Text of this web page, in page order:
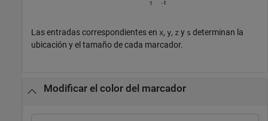
Las entradas correspondientes en x, y, z y s determinan la
ubicación y el tamaño de cada marcador.
Modificar el color del marcador